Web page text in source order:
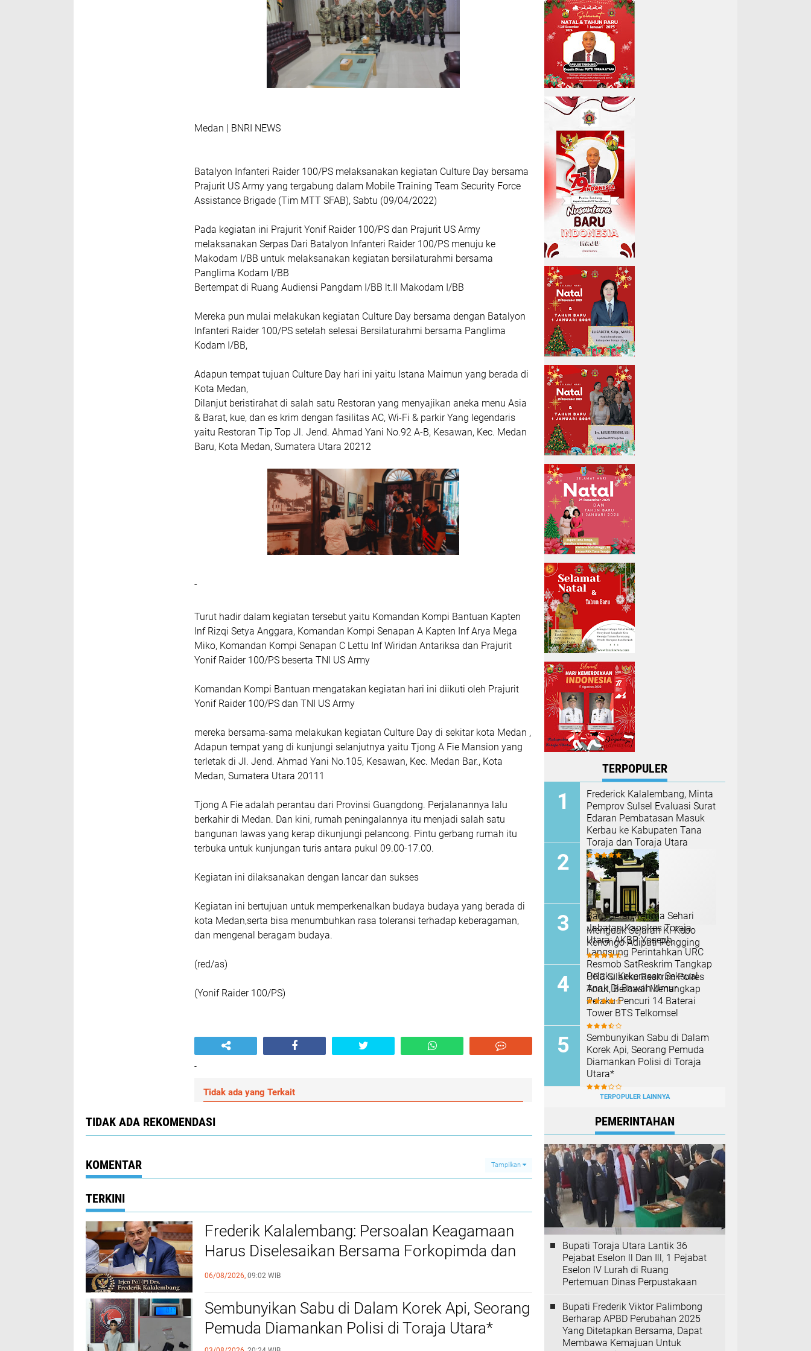
Medan | BNRI NEWS
Batalyon Infanteri Raider 100/PS melaksanakan kegiatan Culture Day bersama
Prajurit US Army yang tergabung dalam Mobile Training Team Security Force
Assistance Brigade (Tim MTT SFAB), Sabtu (09/04/2022)
Pada kegiatan ini Prajurit Yonif Raider 100/PS dan Prajurit US Army
melaksanakan Serpas Dari Batalyon Infanteri Raider 100/PS menuju ke
Makodam I/BB untuk melaksanakan kegiatan bersilaturahmi bersama
Panglima Kodam I/BB
Bertempat di Ruang Audiensi Pangdam I/BB lt.II Makodam I/BB
Mereka pun mulai melakukan kegiatan Culture Day bersama dengan Batalyon
Infanteri Raider 100/PS setelah selesai Bersilaturahmi bersama Panglima
Kodam I/BB,
Adapun tempat tujuan Culture Day hari ini yaitu Istana Maimun yang berada di
Kota Medan,
Dilanjut beristirahat di salah satu Restoran yang menyajikan aneka menu Asia
& Barat, kue, dan es krim dengan fasilitas AC, Wi-Fi & parkir Yang legendaris
yaitu Restoran Tip Top Jl. Jend. Ahmad Yani No.92 A-B, Kesawan, Kec. Medan
Baru, Kota Medan, Sumatera Utara 20212
-
Turut hadir dalam kegiatan tersebut yaitu Komandan Kompi Bantuan Kapten
Inf Rizqi Setya Anggara, Komandan Kompi Senapan A Kapten Inf Arya Mega
Miko, Komandan Kompi Senapan C Lettu Inf Wiridan Antariksa dan Prajurit
Yonif Raider 100/PS beserta TNI US Army
Komandan Kompi Bantuan mengatakan kegiatan hari ini diikuti oleh Prajurit
Yonif Raider 100/PS dan TNI US Army
mereka bersama-sama melakukan kegiatan Culture Day di sekitar kota Medan ,
Adapun tempat yang di kunjungi selanjutnya yaitu Tjong A Fie Mansion yang
terletak di Jl. Jend. Ahmad Yani No.105, Kesawan, Kec. Medan Bar., Kota
Medan, Sumatera Utara 20111
Tjong A Fie adalah perantau dari Provinsi Guangdong. Perjalanannya lalu
berkahir di Medan. Dan kini, rumah peningalannya itu menjadi salah satu
bangunan lawas yang kerap dikunjungi pelancong. Pintu gerbang rumah itu
terbuka untuk kunjungan turis antara pukul 09.00-17.00.
Kegiatan ini dilaksanakan dengan lancar dan sukses
Kegiatan ini bertujuan untuk memperkenalkan budaya budaya yang berada di
kota Medan,serta bisa menumbuhkan rasa toleransi terhadap keberagaman,
dan mengenal beragam budaya.
(red/as)
(Yonif Raider 100/PS)
-
Tidak ada yang Terkait
TIDAK ADA REKOMENDASI
KOMENTAR Tampilkan
TERKINI
Frederik Kalalembang: Persoalan Keagamaan
Harus Diselesaikan Bersama Forkopimda dan
FKUB
06/08/2026, 09:02 WIB
Sembunyikan Sabu di Dalam Korek Api, Seorang
Pemuda Diamankan Polisi di Toraja Utara*
TERPOPULER
Frederick Kalalembang, Minta
Pemprov Sulsel Evaluasi Surat
Edaran Pembatasan Masuk
Kerbau ke Kabupaten Tana
Toraja dan Toraja Utara
Menguak Sejarah Ki Kebo
Kenongo Adipati Pengging
Baru Serah Terima Sehari
Jabatan Kapolres Toraja
Utara: AKBP Yoseph,
Langsung Perintahkan URC
Resmob SatReskrim Tangkap
Pelaku Kekerasan Seksual
Anak Di Bawah Umur
URC Silakku Reskrim Polres
Torut, Berhasil Menangkap
Pelaku Pencuri 14 Baterai
Tower BTS Telkomsel
Sembunyikan Sabu di Dalam
Korek Api, Seorang Pemuda
Diamankan Polisi di Toraja
Utara*
TERPOPULER LAINNYA
PEMERINTAHAN
Bupati Toraja Utara Lantik 36
Pejabat Eselon ll Dan Ill, 1 Pejabat
Eselon lV Lurah di Ruang
Pertemuan Dinas Perpustakaan
Bupati Frederik Viktor Palimbong
Berharap APBD Perubahan 2025
Yang Ditetapkan Bersama, Dapat
Membawa Kemajuan Untuk